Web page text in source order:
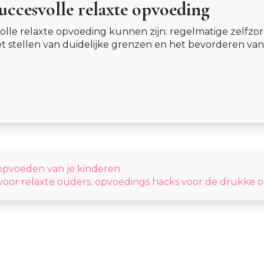
relaxte opvoeding
relaxte opvoeding kunnen zijn: regelmatige
stellen van duidelijke grenzen en het bevorderen van
van je kinderen
relaxte ouders: opvoedings hacks voor de drukke